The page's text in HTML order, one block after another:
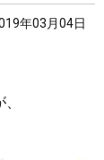
年03月04日